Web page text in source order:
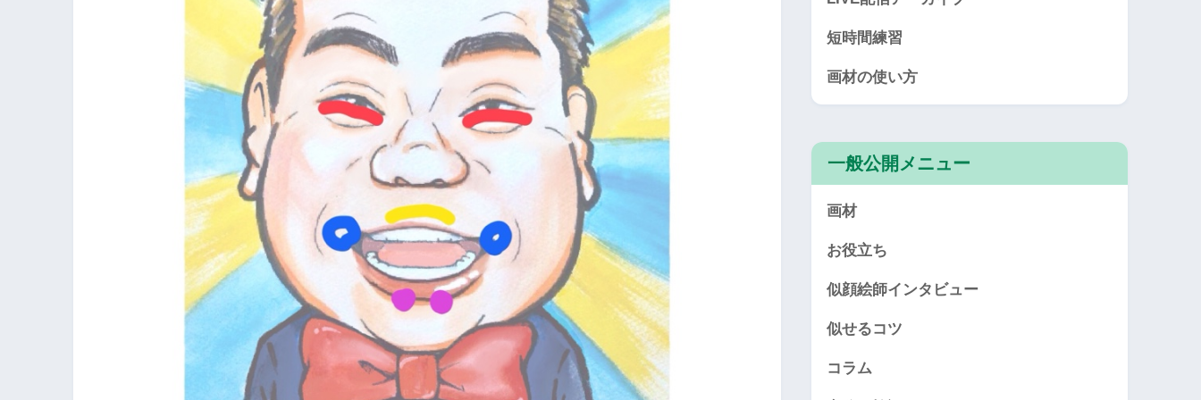
短時間練習
画材の使い方
一般公開メニュー
画材
お役立ち
似顔絵師インタビュー
似せるコツ
コラム